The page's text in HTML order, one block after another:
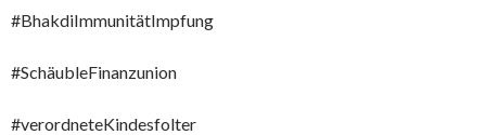
#BhakdiImmunitätImpfung
#SchäubleFinanzunion
#verordneteKindesfolter